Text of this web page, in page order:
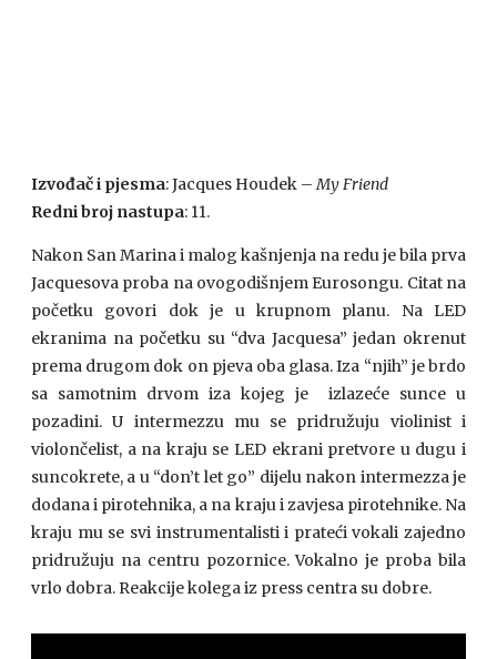
Izvođač i pjesma: Jacques Houdek –My Friend
Redni broj nastupa: 11.
Nakon San Marina i malog kašnjenja na redu je bila prva
Jacquesova proba na ovogodišnjem Eurosongu. Citat na
početku govori dok je u krupnom planu. Na LED
ekranima na početku su “dva Jacquesa” jedan okrenut
prema drugom dok on pjeva oba glasa. Iza “njih” je brdo
sa samotnim drvom iza kojeg je izlazeće sunce u
pozadini. U intermezzu mu se pridružuju violinist i
violončelist, a na kraju se LED ekrani pretvore u dugu i
suncokrete, a u “don’t let go” dijelu nakon intermezza je
dodana i pirotehnika, a na kraju i zavjesa pirotehnike. Na
kraju mu se svi instrumentalisti i prateći vokali zajedno
pridružuju na centru pozornice. Vokalno je proba bila
vrlo dobra. Reakcije kolega iz press centra su dobre.